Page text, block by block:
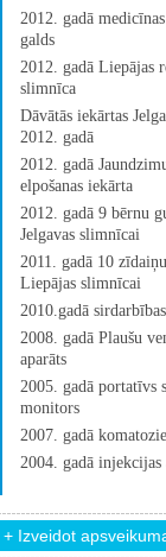
2012. gadā
galds
2012. gadā Liepājas
slimnīca
Dāvātās iekārtas
2012. gadā
2012. gadā
elpošanas iekārta
2012. gadā 9 bērnu
Jelgavas slimnīcai
2011. gadā 10
Liepājas slimnīcai
2010.gadā
2008. gadā Plaušu
aparāts
2005. gadā portatīvs
monitors
2007. gadā
2004. gadā injekcijas